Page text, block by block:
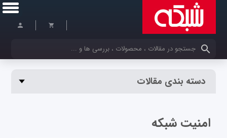
کلمات کلیدی خود را وارد کنید
دسته بندی مقالات
امنیت شبکه